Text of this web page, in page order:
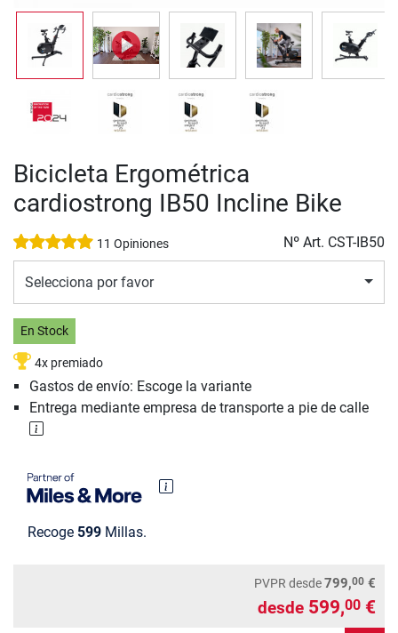
Bicicleta Ergométrica
cardiostrong IB50 Incline Bike
11 Opiniones Nº Art. CST-IB50
Selecciona por favor
En Stock
4x premiado
Gastos de envío: Escoge la variante
Entrega mediante empresa de transporte a pie de calle
Recoge 599 Millas.
PVPR desde799,00 €
desde 599,00 €